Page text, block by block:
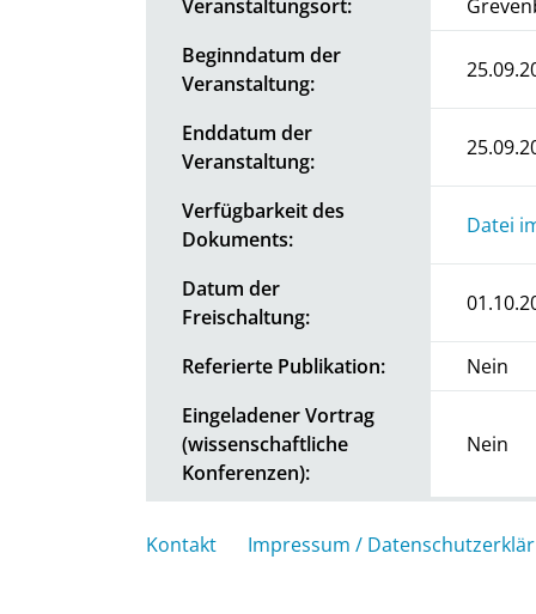
Veranstaltungsort:
Beginndatum der
Veranstaltung:
Enddatum der
Veranstaltung:
Verfügbarkeit des
Dokuments:
Datei
Datum der
Freischaltung:
Referierte Publikation:
Nein
Eingeladener Vortrag
(wissenschaftliche
Konferenzen):
Nein
Kontakt Impressum /